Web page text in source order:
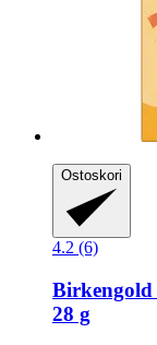
Ostoskori
4.2 (6)
Birkengold
28 g